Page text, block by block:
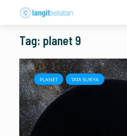
Tag: planet 9
PLANET TATA SURYA